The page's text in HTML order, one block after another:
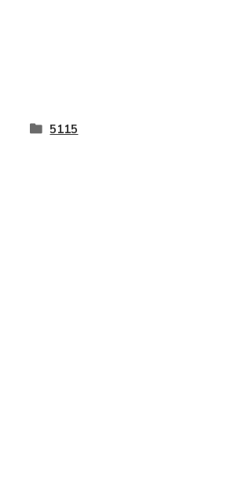
5115